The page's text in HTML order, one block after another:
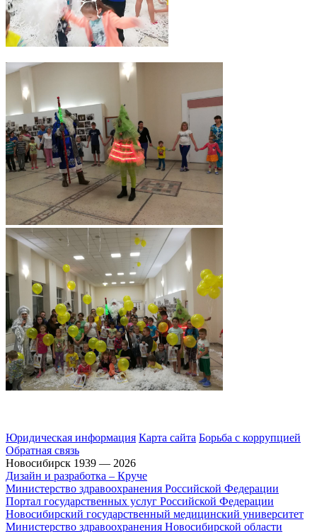
Юридическая информация Карта сайта Борьба с коррупцией
Обратная связь
Новосибирск 1939 — 2026
Дизайн и разработка – Круче
Министерство здравоохранения Российской Федерации
Портал государственных услуг Российской Федерации
Новосибирский государственный медицинский университет
Министерство здравоохранения Новосибирской области